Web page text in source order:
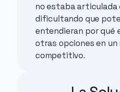
no estaba articulada
dificultando que
entendieran por qué
otras opciones en un
competitivo.